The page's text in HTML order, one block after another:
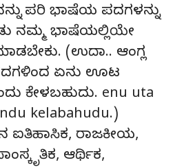
ಪರಿ ಭಾಷೆಯ ಪದಗಳನ್ನು
ನಮ್ಮ ಭಾಷೆಯಲ್ಲಿಯೇ
(ಉದಾ.. ಆಂಗ್ಲ
ಏನು ಊಟ
ಕೇಳಬಹುದು. enu uta
kelabahudu.)
ಐತಿಹಾಸಿಕ, ರಾಜಕೀಯ,
ಆರ್ಥಿಕ,